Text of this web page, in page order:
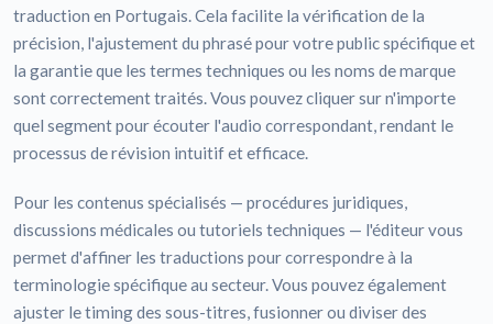
traduction en Portugais. Cela facilite la vérification de la
précision, l'ajustement du phrasé pour votre public spécifique et
la garantie que les termes techniques ou les noms de marque
sont correctement traités. Vous pouvez cliquer sur n'importe
quel segment pour écouter l'audio correspondant, rendant le
processus de révision intuitif et efficace.
Pour les contenus spécialisés — procédures juridiques,
discussions médicales ou tutoriels techniques — l'éditeur vous
permet d'affiner les traductions pour correspondre à la
terminologie spécifique au secteur. Vous pouvez également
ajuster le timing des sous-titres, fusionner ou diviser des